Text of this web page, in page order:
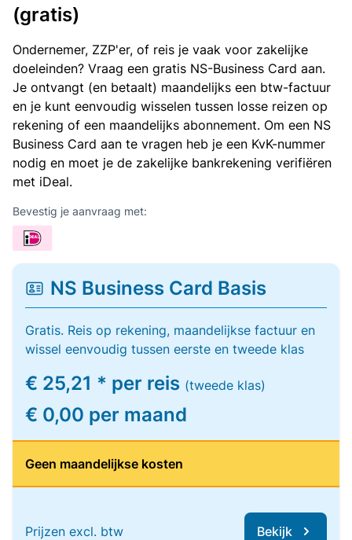
(gratis)
Ondernemer, ZZP'er, of reis je vaak voor zakelijke
doeleinden? Vraag een gratis NS-Business Card aan.
Je ontvangt (en betaalt) maandelijks een btw-factuur
en je kunt eenvoudig wisselen tussen losse reizen op
rekening of een maandelijks abonnement. Om een NS
Business Card aan te vragen heb je een KvK-nummer
nodig en moet je de zakelijke bankrekening verifiëren
met iDeal.
Bevestig je aanvraag met:
NS Business Card Basis
Gratis. Reis op rekening, maandelijkse factuur en
wissel eenvoudig tussen eerste en tweede klas
€ 25,21 * per reis (tweede klas)
€ 0,00 per maand
Geen maandelijkse kosten
Prijzen excl. btw Bekijk